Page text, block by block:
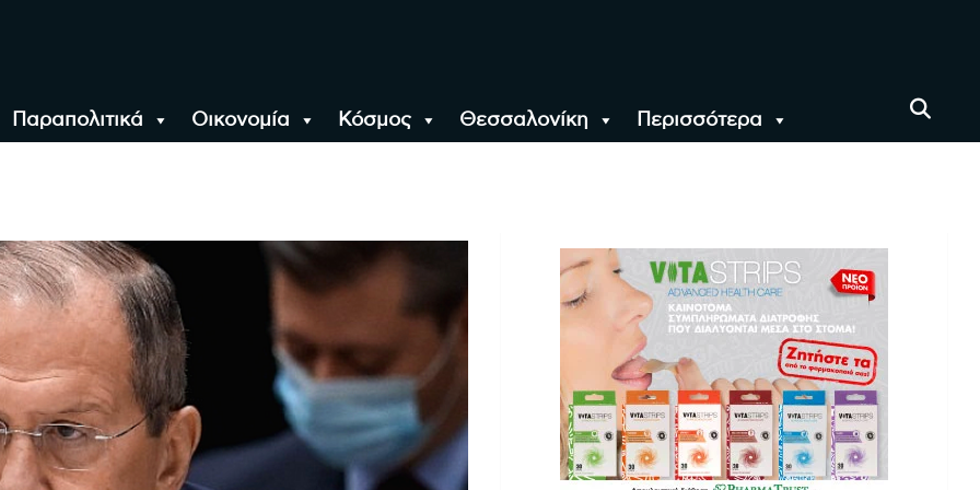
Παραπολιτικά Οικονομία Κόσμος Θεσσαλονίκη Περισσότερα